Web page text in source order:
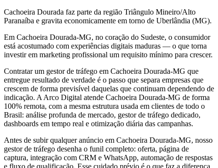
Cachoeira Dourada faz parte da região Triângulo Mineiro/Alto
Paranaíba e gravita economicamente em torno de Uberlândia (MG).
Em Cachoeira Dourada-MG, no coração do Sudeste, o consumidor
está acostumado com experiências digitais maduras — o que torna
investir em marketing profissional um requisito mínimo para crescer.
Contratar um gestor de tráfego em Cachoeira Dourada-MG que
entregue resultado de verdade é o passo que separa empresas que
crescem de forma previsível daquelas que continuam dependendo de
indicação. A Arco Digital atende Cachoeira Dourada-MG de forma
100% remota, com a mesma estrutura usada em clientes de todo o
Brasil: análise profunda de mercado, gestor de tráfego dedicado,
dashboards em tempo real e otimização diária das campanhas.
Antes de subir qualquer anúncio em Cachoeira Dourada-MG, nosso
gestor de tráfego desenha o funil completo: oferta, página de
captura, integração com CRM e WhatsApp, automação de respostas
e fluxo de qualificação. Esse cuidado prévio é o que faz a diferença